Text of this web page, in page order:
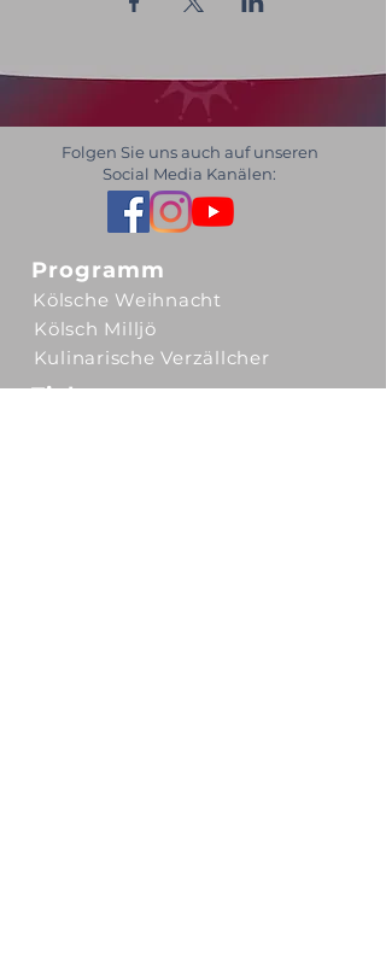
Folgen Sie uns auch auf unseren
Social Media Kanälen:
Programm
Kölsche Weihnacht
Kölsch Milljö
Kulinarische Verzällcher
Tickets